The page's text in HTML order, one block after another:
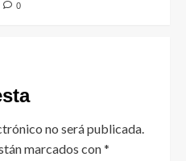
0
no será publicada.
marcados con*